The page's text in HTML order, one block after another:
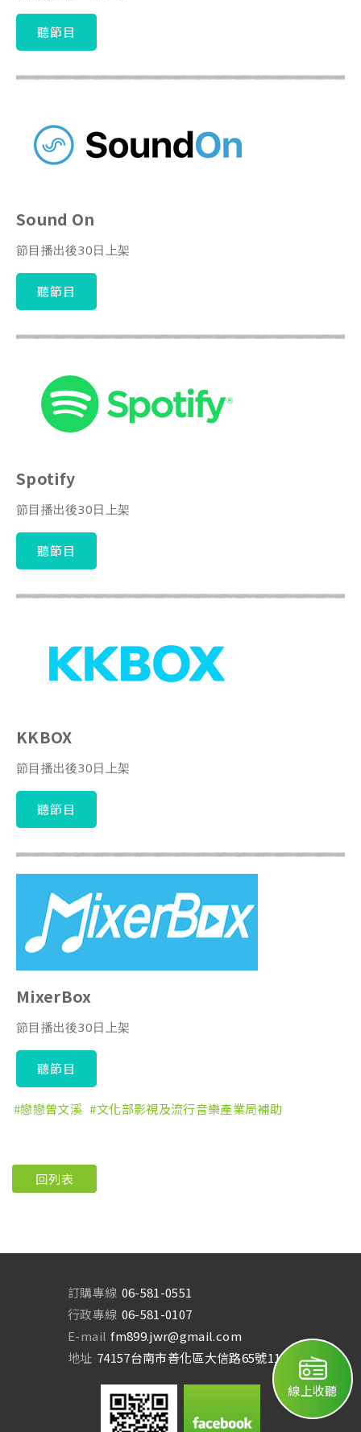
聽節目
Sound On
節目播出後30日上架
聽節目
Spotify
節目播出後30日上架
聽節目
KKBOX
節目播出後30日上架
聽節目
MixerBox
節目播出後30日上架
聽節目
戀戀曾文溪 文化部影視及流行音樂產業局補助
回列表
訂購專線 06-581-0551
行政專線 06-581-0107
E-mail fm899.jwr@gmail.com
地址 74157台南市善化區大信路65號11樓
線上收聽